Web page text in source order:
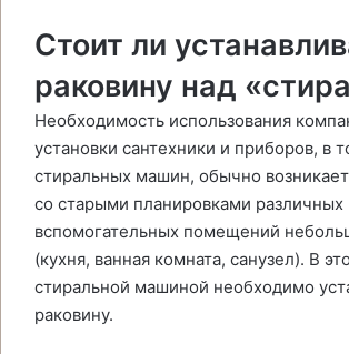
Стоит ли
раковину над
Необходимость использования
установки сантехники и приборов, в
стиральных машин, обычно возникает
со старыми планировками различных
вспомогательных помещений
(кухня, ванная комната, санузел). В
стиральной машиной необходимо
раковину.